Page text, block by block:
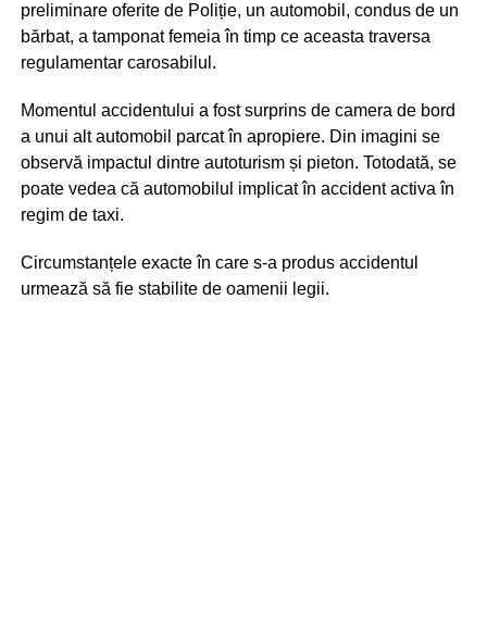
preliminare oferite de Poliție, un automobil, condus de un
bărbat, a tamponat femeia în timp ce aceasta traversa
regulamentar carosabilul.
Momentul accidentului a fost surprins de camera de bord
a unui alt automobil parcat în apropiere. Din imagini se
observă impactul dintre autoturism și pieton. Totodată, se
poate vedea că automobilul implicat în accident activa în
regim de taxi.
Circumstanțele exacte în care s-a produs accidentul
urmează să fie stabilite de oamenii legii.